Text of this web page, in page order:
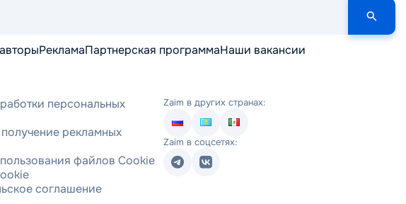
РекламаПартнерская программаНаши вакансии
персональных
рекламных
файлов Cookie
соглашение
Zaim в других странах:
Zaim в соцсетях: